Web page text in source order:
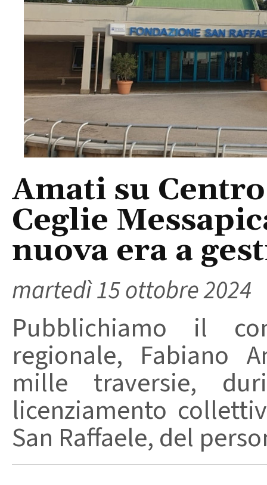
Amati su
Ceglie
nuova era a
martedì 15 ottobre 2024
Pubblichiamo il
regionale, Fabiano
mille traversie,
licenziamento
San Raffaele, del